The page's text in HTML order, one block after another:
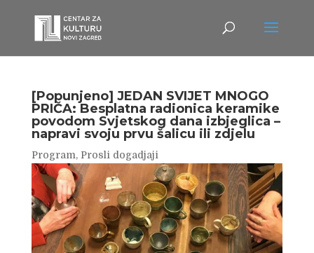
[Popunjeno] JEDAN SVIJET MNOGO
PRIČA: Besplatna radionica keramike
povodom Svjetskog dana izbjeglica –
napravi svoju prvu šalicu ili zdjelu
Program, Prosli dogadjaji